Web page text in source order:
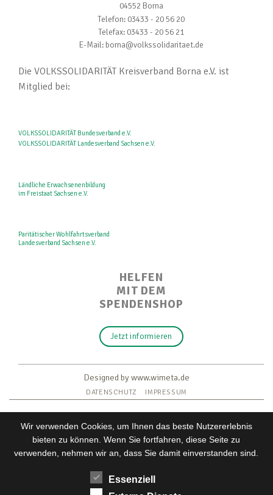
04552 Borna
Telefon: 03433 - 20 56 20
Telefax: 03433 - 20 56 21
E-Mail: borna@volkssolidaritaet.de
Die VOLKSSOLIDARITÄT Kreisverband Borna e.V. ist
Mitglied bei:
VOLKSSOLIDARITÄT Bundesverband e.V.
VOLKSSOLIDARITÄT Landesverband Sachsen e.V.
Ländliche Erwachsenenbildung
im Freistaat Sachsen e.V.
Paritätischer Wohlfahrtsverband
Landesverband Sachsen e.V.
HELFEN
MIT DEM
SPENDENSHOP
Jetzt informieren
Designed by www.wimeta.de
DATENSCHUTZ IMPRESSUM
Wir verwenden Cookies, um Ihnen das beste Nutzererlebnis
bieten zu können. Wenn Sie fortfahren, diese Seite zu
verwenden, nehmen wir an, dass Sie damit einverstanden sind.
Essenziell